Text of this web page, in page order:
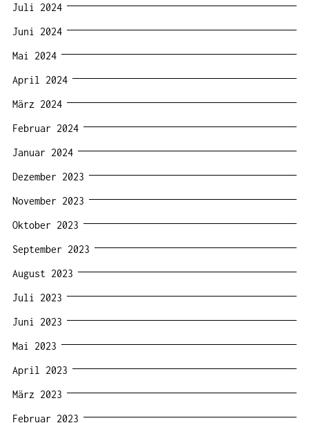
Juli 2024
Juni 2024
Mai 2024
April 2024
März 2024
Februar 2024
Januar 2024
Dezember 2023
November 2023
Oktober 2023
September 2023
August 2023
Juli 2023
Juni 2023
Mai 2023
April 2023
März 2023
Februar 2023